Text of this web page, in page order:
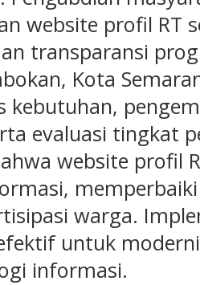
website profil RT
transparansi
Kota
kebutuhan,
evaluasi tingkat
website profil
warga.
untuk
informasi.